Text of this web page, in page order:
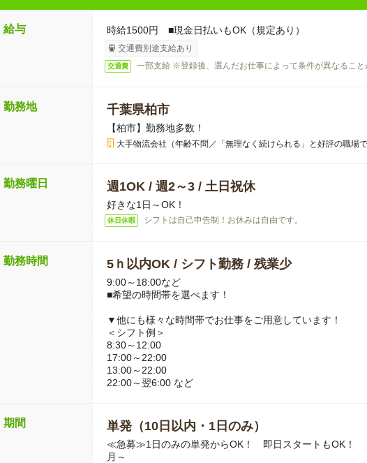
給与 時給1500円 ■現金日払いもOK（規定あり）
交通費別途支給あり
交通費 一部支給 ※登録後、選んだお仕事によって条件が異なること
勤務地 千葉県柏市
【柏市】勤務地多数！
大手物流会社（年齢不問／「無理なく続けられる」と好評の職場で
勤務曜日 週1OK / 週2～3 / 土日祝休
好きな1日～OK！
休日休暇 シフトは自己申告制！お休みは自由です。
勤務時間 5ｈ以内OK / シフト勤務 / 残業少
9:00～18:00など
■希望の時間帯を選べます！
▼他にも様々な時間帯でお仕事をご用意しています！
＜シフト例＞
8:30～12:00
17:00～22:00
13:00～22:00
22:00～翌6:00 など
期間 単発（10日以内・1日のみ）
≪急募≫1日のみの単発からOK！ 即日スタートもOK！
月～